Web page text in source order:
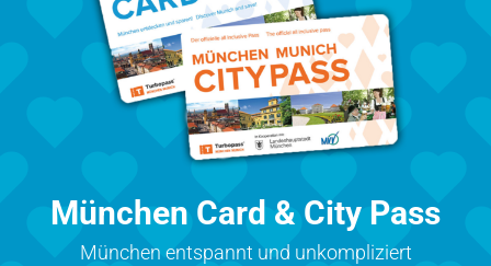
München Card & City Pass
München entspannt und unkompliziert